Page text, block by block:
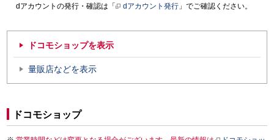
dアカウントの発行・確認は「
dアカウント発行 」でご確認ください。
ドコモショップを表示
量販店などを表示
ドコモショップ